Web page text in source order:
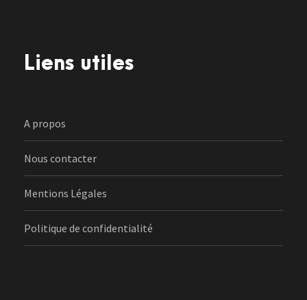
Liens utiles
A propos
Nous contacter
Mentions Légales
Politique de confidentialité